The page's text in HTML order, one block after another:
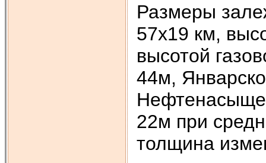
Размеры
57х19 км,
высотой
44м,
22м при
толщина